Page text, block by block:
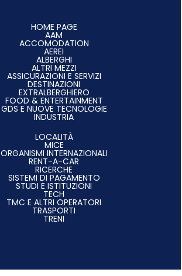
HOME PAGE
AAM
ACCOMODATION
AEREI
ALBERGHI
ALTRI MEZZI
ASSICURAZIONI E SERVIZI
DESTINAZIONI
EXTRALBERGHIERO
FOOD & ENTERTAINMENT
GDS E NUOVE TECNOLOGIE
INDUSTRIA
LOCALITÀ
MICE
ORGANISMI INTERNAZIONALI
RENT-A-CAR
RICERCHE
SISTEMI DI PAGAMENTO
STUDI E ISTITUZIONI
TECH
TMC E ALTRI OPERATORI
TRASPORTI
TRENI